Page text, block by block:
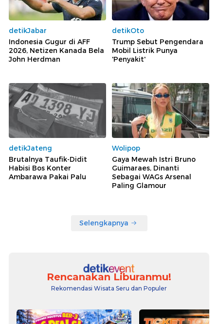
detikJabar
Indonesia Gugur di AFF
2026, Netizen Kanada Bela
John Herdman
detikOto
Trump Sebut Pengendara
Mobil Listrik Punya
'Penyakit'
detikJateng
Brutalnya Taufik-Didit
Habisi Bos Konter
Ambarawa Pakai Palu
Wolipop
Gaya Mewah Istri Bruno
Guimaraes, Dinanti
Sebagai WAGs Arsenal
Paling Glamour
Selengkapnya
Rencanakan Liburanmu!
Rekomendasi Wisata Seru dan Populer